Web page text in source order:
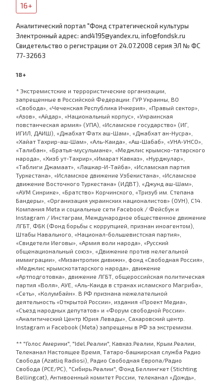
16+
Аналитический портал "Фонд стратегической культуры
Электронный адрес: and4195@yandex.ru, info@fondsk.ru
Cвидетельство о регистрации от 24.07.2008 серия ЭЛ № ФС
77-32663
18+
* Экстремистские и террористические организации,
запрещенные в Российской Федерации: ГУР Украины, ВО
«Свобода», «Чеченская Республика Ичкерия», «Правый сектор»,
«Азов», «Айдар», «Национальный корпус», «Украинская
повстанческая армия» (УПА), «Исламское государство» (ИГ,
ИГИЛ, ДАИШ), «Джабхат Фатх аш-Шам», «Джабхат ан-Нусра»,
«Хайат Тахрир-аш-Шам», «Аль-Каида», «Аш-Шабаб», «УНА-УНСО»,
«Талибан», «Братья-мусульмане», «Меджлис крымско-татарского
народа», «Хизб ут-Тахрир»,«Имарат Кавказ», «Нурджулар»,
«Таблиги Джамаат», «Лашкар-И-Тайба», «Исламская партия
Туркестана», «Исламское движение Узбекистана», «Исламское
движение Восточного Туркестана» (ИДВТ), «Джунд аш-Шам»,
«АУМ Синрике», «Братство» Корчинского, «Тризуб им. Степана
Бандеры», «Организация украинских националистов» (ОУН), С14.
Компания Meta и социальные сети Facebook / Фейсбук и
Instagram / Инстаграм, Международное общественное движение
ЛГБТ, ФБК (Фонд борьбы с коррупцией, признан иноагентом),
Штабы Навального, «Национал-большевистская партия»,
«Свидетели Иеговы», «Армия воли народа», «Русский
общенациональный союз», «Движение против нелегальной
иммиграции», «Мизантропик дивижн», фонд «Свободная Россия»,
«Меджлис крымскотатарского народа», движение
«Артподготовка», движение ЛГБТ, общероссийская политическая
партия «Воля», АУЕ, «Аль-Каида в странах исламского Магриба»,
«Сеть», «Колумбайн». В РФ признана нежелательной
деятельность «Открытой России», издания «Проект Медиа»,
«Съезд народных депутатов» и «Форум свободной России».
«Аналитический Центр Юрия Левады», Сахаровский центр.
Instagram и Facebook (Metа) запрещены в РФ за экстремизм.
** "Голос Америки", "Idel.Реалии", Кавказ.Реалии, Крым.Реалии,
Телеканал Настоящее Время, Татаро-башкирская служба Радио
Свобода (Azatliq Radiosi), Радио Свободная Европа/Радио
Свобода (PCE/PC), "Сибирь.Реалии", Фонд Беллингкет (Stichting
Bellingcat), Антивоенный комитет России, телеканал «Дождь»,